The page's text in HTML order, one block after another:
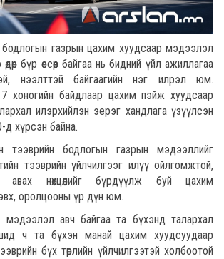
бодлогын газрын цахим хуудсаар мэдээлэл
бүр өссөөр байгаа нь бидний үйл ажиллагаа
нээлттэй байгаагийн нэг илрэл юм.
7 хоногийн байдлаар цахим пэйж хуудсаар
илэрхийлэн эерэг хандлага үзүүлсэн
д хүрсэн байна.
тээврийн бодлогын газрын мэдээллийг
тээврийн үйлчилгээг илүү ойлгомжтой,
авах нөхцөлийг бүрдүүлж буй цахим
оролцооны үр дүн юм.
авч байгаа та бүхэнд талархал
ч та бүхэн манай цахим хуудсуудаар
бүх төрлийн үйлчилгээтэй холбоотой